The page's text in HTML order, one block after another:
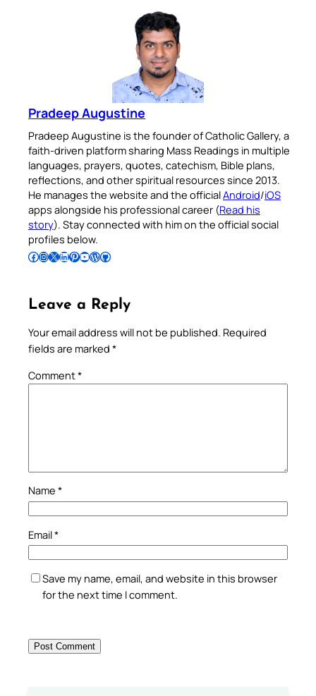
Pradeep Augustine
Pradeep Augustine is the founder of Catholic Gallery, a
faith-driven platform sharing Mass Readings in multiple
languages, prayers, quotes, catechism, Bible plans,
reflections, and other spiritual resources since 2013.
He manages the website and the officialAndroid/iOS
apps alongside his professional career (Read his
story). Stay connected with him on the official social
profiles below.
Follow Pradeep on Facebook Follow Pradeep on InstagramFollow Pradeep on X Follow Pradeep on LinkedIn Follow Pradeep on Pinterest Subscribe to Pradeep’s Youtube Channel Follow Pradeep on WordPress Follow Pradeep on GitHub
Leave a Reply
Your email address will not be published. Required
fields are marked *
Comment*
Name *
Email*
Save my name, email, and website in this browser
for the next time I comment.